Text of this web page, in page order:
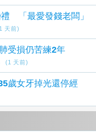
「最愛發錢老闆」
天前)
受損仍苦練2年
(1 天前)
歲女牙掉光還停經